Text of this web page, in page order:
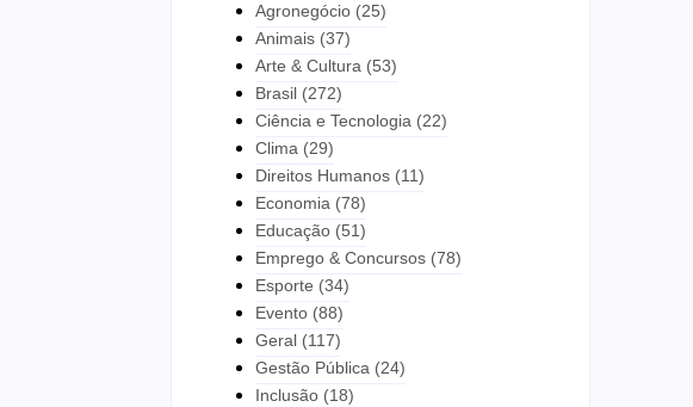
Agronegócio (25)
Animais (37)
Arte & Cultura (53)
Brasil (272)
Ciência e Tecnologia (22)
Clima (29)
Direitos Humanos (11)
Economia (78)
Educação (51)
Emprego & Concursos (78)
Esporte (34)
Evento (88)
Geral (117)
Gestão Pública (24)
Inclusão (18)